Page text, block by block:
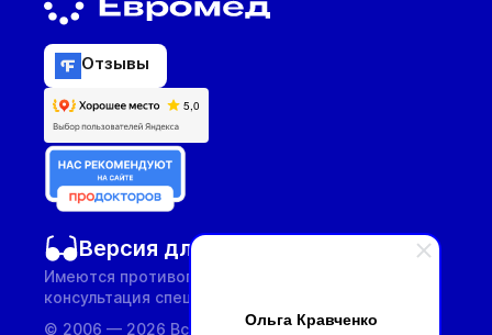
Ольга Кравченко
Отзывы
Версия для слабовидящих
Имеются противопоказания, необходима
консультация специалиста.
© 2006 — 2026 Все услуги предоставляются